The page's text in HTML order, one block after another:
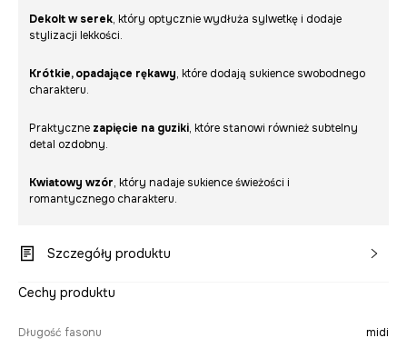
Dekolt w serek, który optycznie wydłuża sylwetkę i dodaje
stylizacji lekkości.
Krótkie, opadające rękawy, które dodają sukience swobodnego
charakteru.
Praktyczne zapięcie na guziki, które stanowi również subtelny
detal ozdobny.
Kwiatowy wzór, który nadaje sukience świeżości i
romantycznego charakteru.
Szczegóły produktu
Cechy produktu
Długość fasonu midi